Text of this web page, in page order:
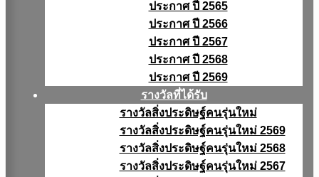
ประกาศ ปี 2565
ประกาศ ปี 2566
ประกาศ ปี 2567
ประกาศ ปี 2568
ประกาศ ปี 2569
รางวัลที่ได้รับ
รางวัลสิ่งประดิษฐ์คนรุ่นใหม่
รางวัลสิ่งประดิษฐ์คนรุ่นใหม่ 2569
รางวัลสิ่งประดิษฐ์คนรุ่นใหม่ 2568
รางวัลสิ่งประดิษฐ์คนรุ่นใหม่ 2567